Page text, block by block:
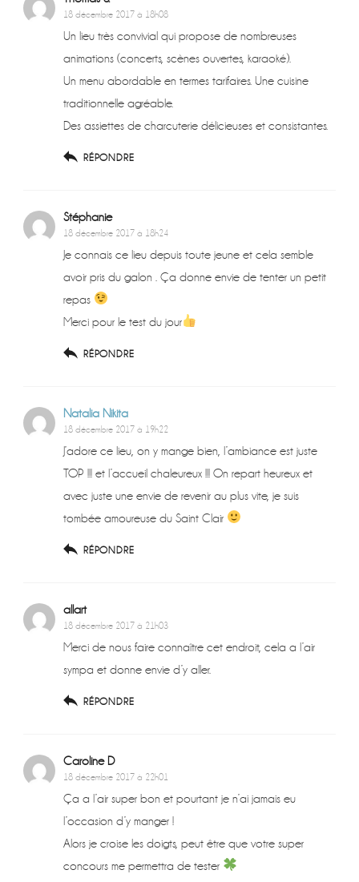
18 décembre 2017 à 18h08
Un lieu très convivial qui propose de nombreuses
animations (concerts, scènes ouvertes, karaoké).
Un menu abordable en termes tarifaires. Une cuisine
traditionnelle agréable.
Des assiettes de charcuterie délicieuses et consistantes.
RÉPONDRE
Stéphanie
18 décembre 2017 à 18h24
Je connais ce lieu depuis toute jeune et cela semble
avoir pris du galon . Ça donne envie de tenter un petit
repas
Merci pour le test du jour
RÉPONDRE
Natalia Nikita
18 décembre 2017 à 19h22
J’adore ce lieu, on y mange bien, l’ambiance est juste
TOP !!! et l’accueil chaleureux !!! On repart heureux et
avec juste une envie de revenir au plus vite, je suis
tombée amoureuse du Saint Clair
RÉPONDRE
allart
18 décembre 2017 à 21h03
Merci de nous faire connaître cet endroit, cela a l’air
sympa et donne envie d’y aller.
RÉPONDRE
Caroline D
18 décembre 2017 à 22h01
Ça a l’air super bon et pourtant je n’ai jamais eu
l’occasion d’y manger !
Alors je croise les doigts, peut être que votre super
concours me permettra de tester